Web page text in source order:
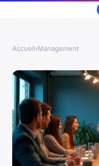
Accueil›Management